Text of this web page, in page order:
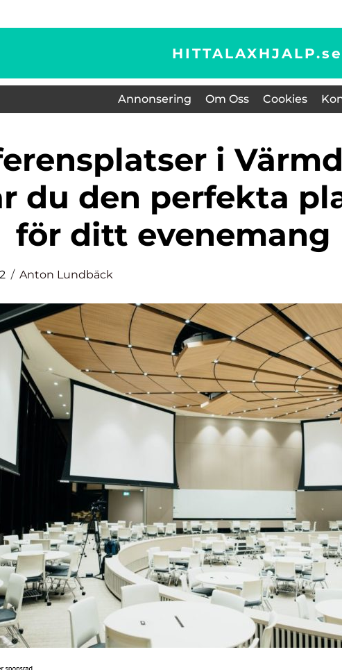
HITTALAXHJALP.se
Annonsering Om Oss Cookies
du den perfekta
för ditt evenemang
Anton Lundbäck